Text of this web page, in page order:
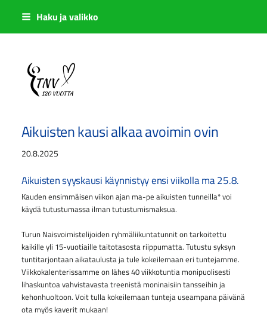
Siirry
sisältöön
Haku ja valikko
Sivuston etusivulle
Aikuisten kausi alkaa avoimin ovin
20.8.2025
Aikuisten syyskausi käynnistyy ensi viikolla ma 25.8.
Kauden ensimmäisen viikon ajan ma-pe aikuisten tunneilla* voi
käydä tutustumassa ilman tutustumismaksua.
Turun Naisvoimistelijoiden ryhmäliikuntatunnit on tarkoitettu
kaikille yli 15-vuotiaille taitotasosta riippumatta. Tutustu syksyn
tuntitarjontaan aikataulusta ja tule kokeilemaan eri tuntejamme.
Viikkokalenterissamme on lähes 40 viikkotuntia monipuolisesti
lihaskuntoa vahvistavasta treenistä moninaisiin tansseihin ja
kehonhuoltoon. Voit tulla kokeilemaan tunteja useampana päivänä
ota myös kaverit mukaan!